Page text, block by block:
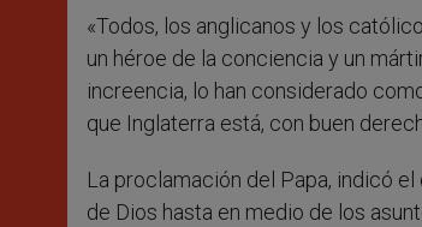
«Todos, los anglicanos y los
un héroe de la conciencia y un
increencia, lo han considerado
que Inglaterra está, con buen
La proclamación del Papa, indicó
de Dios hasta en medio de los